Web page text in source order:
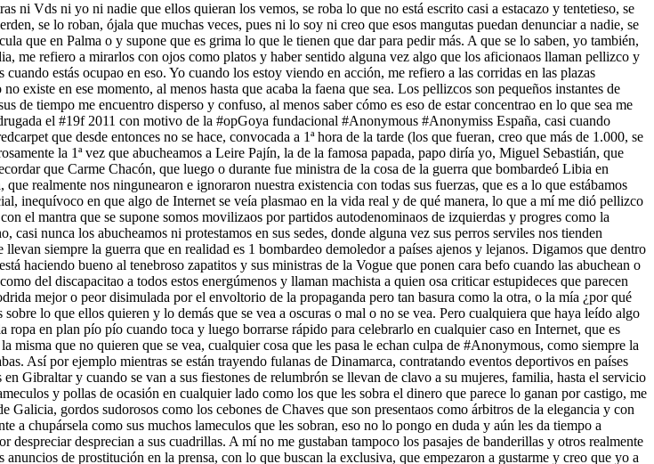
ni Vds ni yo ni nadie que ellos quieran los vemos, se roba lo que no está escrito casi a estacazo y tentetieso, se
se lo roban, ójala que muchas veces, pues ni lo soy ni creo que esos mangutas puedan denunciar a nadie, se
que en Palma o y supone que es grima lo que le tienen que dar para pedir más. A que se lo saben, yo también,
me refiero a mirarlos con ojos como platos y haber sentido alguna vez algo que los aficionaos llaman pellizco y
estás ocupao en eso. Yo cuando los estoy viendo en acción, me refiero a las corridas en las plazas
existe en ese momento, al menos hasta que acaba la faena que sea. Los pellizcos son pequeños instantes de
tiempo me encuentro disperso y confuso, al menos saber cómo es eso de estar concentrao en lo que sea me
el #19f 2011 con motivo de la #opGoya fundacional #Anonymous #Anonymiss España, casi cuando
que desde entonces no se hace, convocada a 1ª hora de la tarde (los que fueran, creo que más de 1.000, se
la 1ª vez que abucheamos a Leire Pajín, la de la famosa papada, papo diría yo, Miguel Sebastián, que
que Carme Chacón, que luego o durante fue ministra de la cosa de la guerra que bombardeó Libia en
realmente nos ningunearon e ignoraron nuestra existencia con todas sus fuerzas, que es a lo que estábamos
inequívoco en que algo de Internet se veía plasmao en la vida real y de qué manera, lo que a mí me dió pellizco
el mantra que se supone somos movilizaos por partidos autodenominaos de izquierdas y progres como la
nunca los abucheamos ni protestamos en sus sedes, donde alguna vez sus perros serviles nos tienden
siempre la guerra que en realidad es 1 bombardeo demoledor a países ajenos y lejanos. Digamos que dentro
haciendo bueno al tenebroso zapatitos y sus ministras de la Vogue que ponen cara befo cuando las abuchean o
del discapacitao a todos estos energúmenos y llaman machista a quien osa criticar estupideces que parecen
mejor o peor disimulada por el envoltorio de la propaganda pero tan basura como la otra, o la mía ¿por qué
lo que ellos quieren y lo demás que se vea a oscuras o mal o no se vea. Pero cualquiera que haya leído algo
en plan pío pío cuando toca y luego borrarse rápido para celebrarlo en cualquier caso en Internet, que es
que no quieren que se vea, cualquier cosa que les pasa le echan culpa de #Anonymous, como siempre la
Así por ejemplo mientras se están trayendo fulanas de Dinamarca, contratando eventos deportivos en países
Gibraltar y cuando se van a sus fiestones de relumbrón se llevan de clavo a su mujeres, familia, hasta el servicio
y pollas de ocasión en cualquier lado como los que les sobra el dinero que parece lo ganan por castigo, me
gordos sudorosos como los cebones de Chaves que son presentaos como árbitros de la elegancia y con
a chupársela como sus muchos lameculos que les sobran, eso no lo pongo en duda y aún les da tiempo a
desprecian a sus cuadrillas. A mí no me gustaban tampoco los pasajes de banderillas y otros realmente
de prostitución en la prensa, con lo que buscan la exclusiva, que empezaron a gustarme y creo que yo a